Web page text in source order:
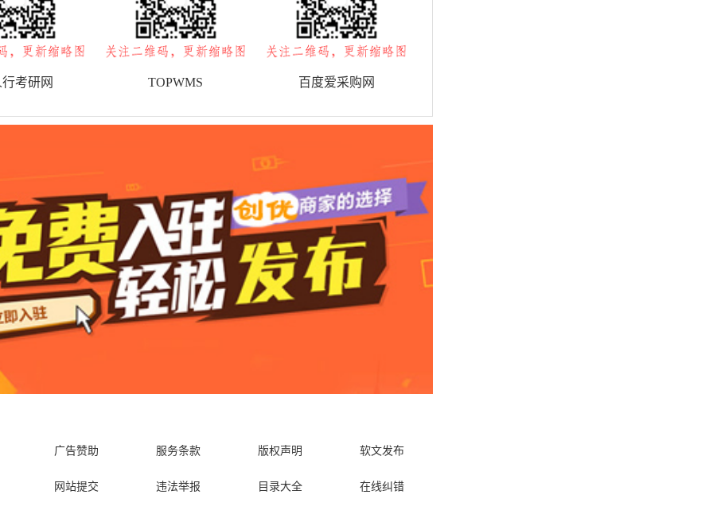
考研网 TOPWMS 百度爱采购网
广告赞助 服务条款 版权声明 软文发布
网站提交 违法举报 目录大全 在线纠错